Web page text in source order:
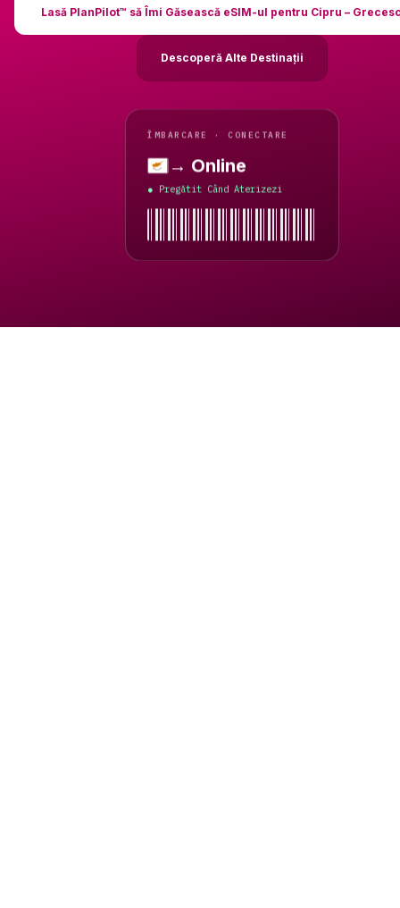
Lasă PlanPilot™ să Îmi Găsească eSIM-ul pentru Cipru –
Descoperă Alte Destinații
ÎMBARCARE · CONECTARE
Cipru – Grecesc
→ Online
● Pregătit Când Aterizezi